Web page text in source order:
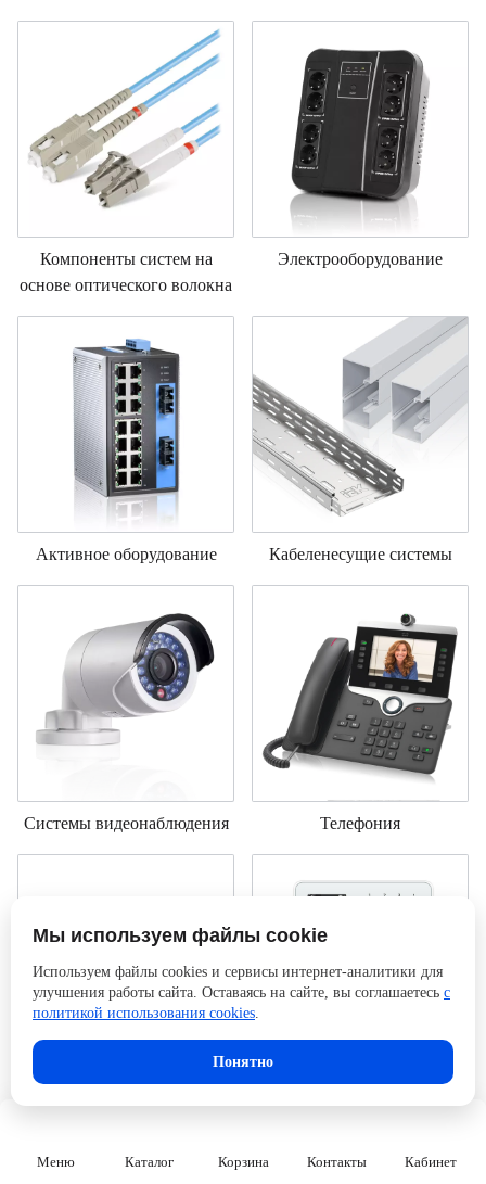
Меню Каталог Корзина Контакты Кабинет
Компоненты систем на
основе оптического волокна
Электрооборудование
Активное оборудование Кабеленесущие системы
Системы видеонаблюдения Телефония
Мы используем файлы cookie
Используем файлы cookies и сервисы интернет-аналитики для
улучшения работы сайта. Оставаясь на сайте, вы соглашаетесь с
политикой использования cookies.
Понятно